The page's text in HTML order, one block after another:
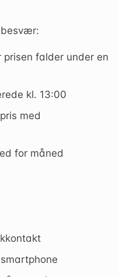
besvær:
falder under en
kl. 13:00
med
for måned